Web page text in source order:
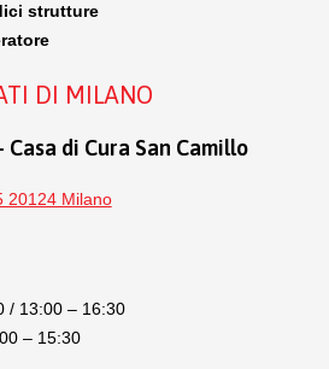
strutture
DI MILANO
Casa di Cura San Camillo
20124 Milano
/ 13:00 – 16:30
– 15:30